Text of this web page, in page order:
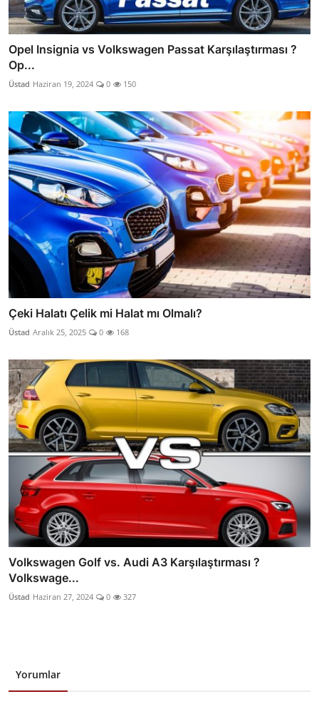
Opel Insignia vs Volkswagen Passat Karşılaştırması ?
Op...
Üstad Haziran 19, 2024 0 150
Çeki Halatı Çelik mi Halat mı Olmalı?
Üstad Aralık 25, 2025 0 168
Volkswagen Golf vs. Audi A3 Karşılaştırması ?
Volkswage...
Üstad Haziran 27, 2024 0 327
Yorumlar